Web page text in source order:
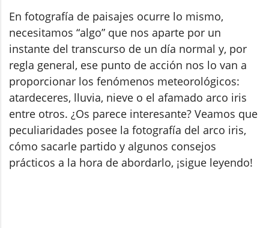
En fotografía de paisajes ocurre lo mismo,
necesitamos “algo” que nos aparte por un
instante del transcurso de un día normal y, por
regla general, ese punto de acción nos lo van a
proporcionar los fenómenos meteorológicos:
atardeceres, lluvia, nieve o el afamado arco iris
entre otros. ¿Os parece interesante? Veamos que
peculiaridades posee la fotografía del arco iris,
cómo sacarle partido y algunos consejos
prácticos a la hora de abordarlo, ¡sigue leyendo!